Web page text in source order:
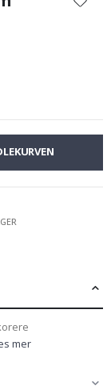
mer